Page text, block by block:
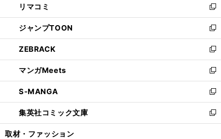
で
開
く
ド
ウ
で
開
く
ィ
ン
ド
ウ
で
開
く
い
ウ
ィ
ン
ド
ウ
で
開
く
リマコミ
新
し
い
ウ
ィ
ン
ド
ウ
で
開
く
ジャンプTOON
新
し
い
ウ
ィ
ン
ド
ウ
で
開
ZEBRACK
新
し
い
ウ
ィ
ン
ド
ウ
マンガMeets
新
し
い
ウ
ィ
ン
S-MANGA
新
し
い
ウ
集英社コミック文庫
新
し
取材・ファッション